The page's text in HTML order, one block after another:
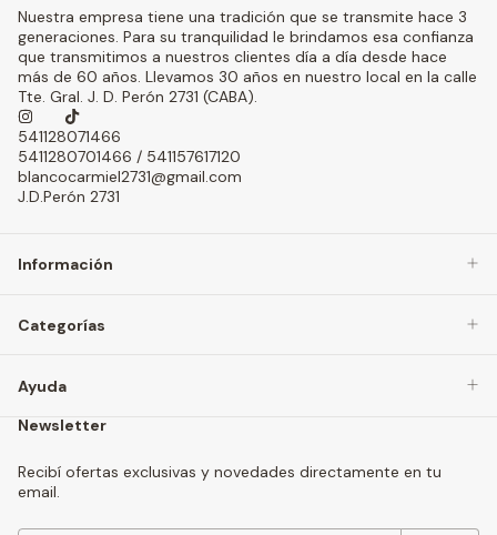
Nuestra empresa tiene una tradición que se transmite hace 3
generaciones. Para su tranquilidad le brindamos esa confianza
que transmitimos a nuestros clientes día a día desde hace
más de 60 años. Llevamos 30 años en nuestro local en la calle
Tte. Gral. J. D. Perón 2731 (CABA).
541128071466
5411280701466 / 541157617120
blancocarmiel2731@gmail.com
J.D.Perón 2731
Información
Categorías
Ayuda
Newsletter
Recibí ofertas exclusivas y novedades directamente en tu
email.